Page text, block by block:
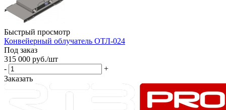
Быстрый просмотр
Конвейерный облучатель ОТЛ-024
Под заказ
315 000 руб./шт
-
+
Заказать